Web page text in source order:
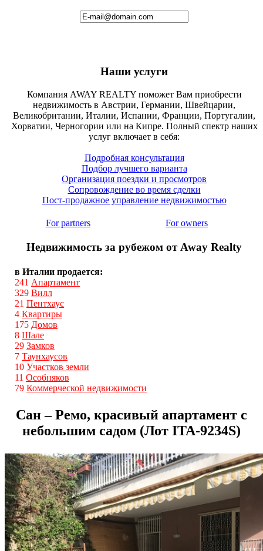
Наши услуги
Компания AWAY REALTY поможет Вам приобрести
недвижимость в Австрии, Германии, Швейцарии,
Великобритании, Италии, Испании, Франции, Португалии,
Хорватии, Черногории или на Кипре. Полный спектр наших
услуг включает в себя:
Подробная консультация
Подбор лучшего варианта
Организация поездки и просмотров
Сопровождение во время сделки
Пост-продажное управление недвижимостью
For partners For owners
Недвижимость за рубежом от Away Realty
в Италии продается:
241 Апартамент
329 Вилл
21 Пентхаус
4 Квартиры
175 Домов
8 Шале
29 Замков
7 Таунхаусов
10 Участков земли
11 Особняков
79 Коммерческой недвижимости
Сан – Ремо, красивый апартамент с
небольшим садом (Лот ITA-9234S)